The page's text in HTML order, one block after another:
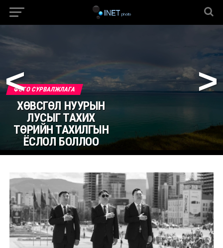
< >
ФОТО СУРВАЛЖЛАГА
ХӨВСГӨЛ НУУРЫН
ЛУСЫГ ТАХИХ
ТӨРИЙН ТАХИЛГЫН
ЁСЛОЛ БОЛЛОО